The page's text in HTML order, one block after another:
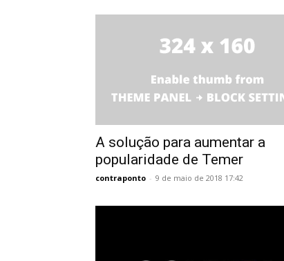
A solução para aumentar a
popularidade de Temer
contraponto - 9 de maio de 2018 17:42